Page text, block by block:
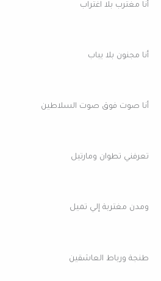
أنا مغترب بلا اغتراب
أنا مجنون بلا يباب
أنا صوت فوق صوت السلاطين
تعرفني تطوان ومارتيل
ومدن مغتربة إلي تميل
طنجة ورباط العاشقين